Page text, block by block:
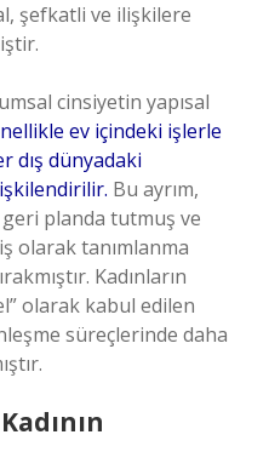
şefkatli ve ilişkilere
cinsiyetin yapısal
ev içindeki işlerle
dış dünyadaki
Bu ayrım,
planda tutmuş ve
olarak tanımlanma
Kadınların
olarak kabul edilen
süreçlerinde daha